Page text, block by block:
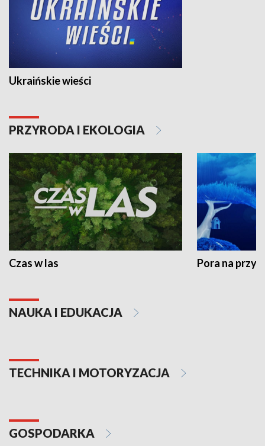
Ukraińskie wieści
PRZYRODA I EKOLOGIA
Czas w las Pora na
NAUKA I EDUKACJA
TECHNIKA I MOTORYZACJA
GOSPODARKA